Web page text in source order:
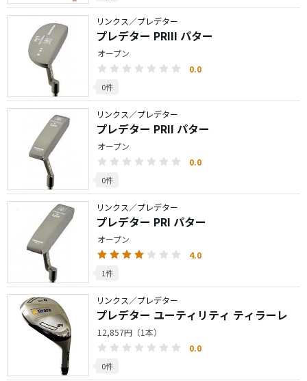
リンクス／プレデター
プレデター PRIII パター
オープン
0.0
0件
リンクス／プレデター
プレデター PRII パター
オープン
0.0
0件
リンクス／プレデター
プレデター PRI パター
オープン
4.0
1件
リンクス／プレデター
プレデター ユーティリティ ティラーレ
12,857円（1本）
0.0
0件